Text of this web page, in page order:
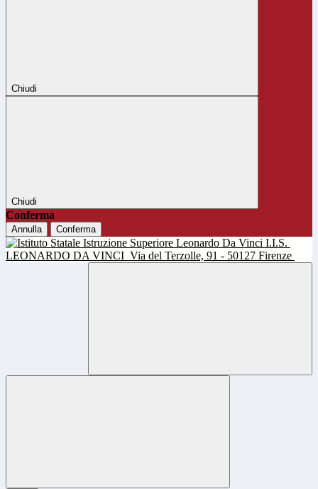
Chiudi
Chiudi
Conferma
Annulla Conferma
I.I.S.
LEONARDO DA VINCI Via del Terzolle, 91 - 50127 Firenze